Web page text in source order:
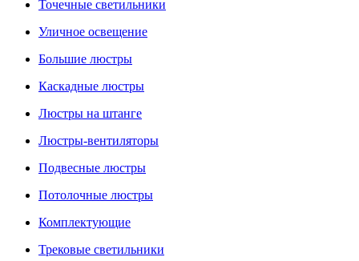
Точечные светильники
Уличное освещение
Большие люстры
Каскадные люстры
Люстры на штанге
Люстры-вентиляторы
Подвесные люстры
Потолочные люстры
Комплектующие
Трековые светильники